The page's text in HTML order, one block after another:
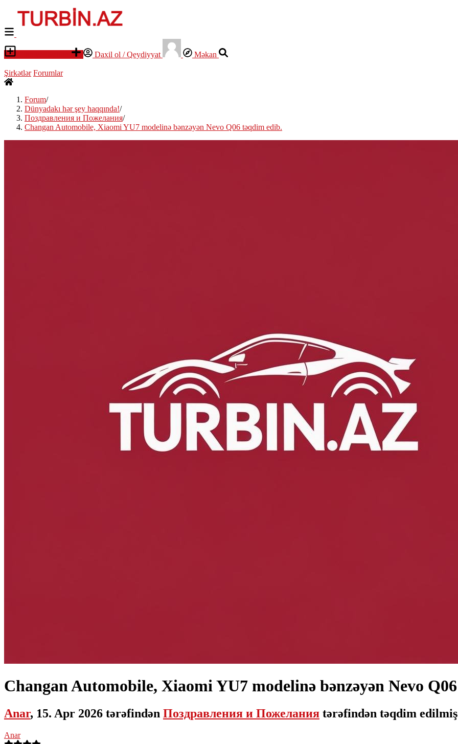
Daxil ol / Qeydiyyat Məkan
Şirkətlər Forumlar
Forum/
Dünyadakı hər şey haqqında!/
Поздравления и Пожелания/
Changan Automobile, Xiaomi YU7 modelinə bənzəyən Nevo Q06 təqdim edib.
Changan Automobile, Xiaomi YU7 modelinə bənzəyən Nevo
Anar, 15. Apr 2026 tərəfindən Поздравления и Пожелания tərəfindən təqdim
Anar